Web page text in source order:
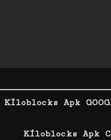
Kiloblocks Apk
Kiloblocks Apk